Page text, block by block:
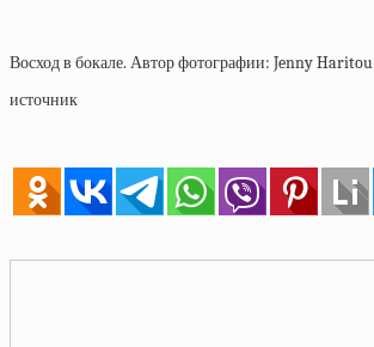
Восход в бокале. Автор фотографии: Jenny Haritou
источник